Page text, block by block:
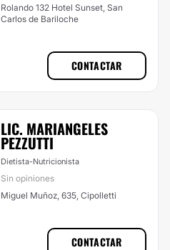
Rolando 132 Hotel Sunset, San
Carlos de Bariloche
CONTACTAR
LIC. MARIANGELES
PEZZUTTI
Dietista-Nutricionista
Sin opiniones
Miguel Muñoz, 635, Cipolletti
CONTACTAR